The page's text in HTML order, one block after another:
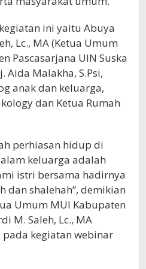
ini yaitu Abuya
Lc., MA (Ketua Umum
Pascasarjana UIN Suska
Aida Malakha, S.Psi,
anak dan keluarga,
dan Ketua Rumah
perhiasan hidup di
keluarga adalah
istri bersama hadirnya
dan shalehah”, demikian
Umum MUI Kabupaten
M. Saleh, Lc., MA
kegiatan webinar